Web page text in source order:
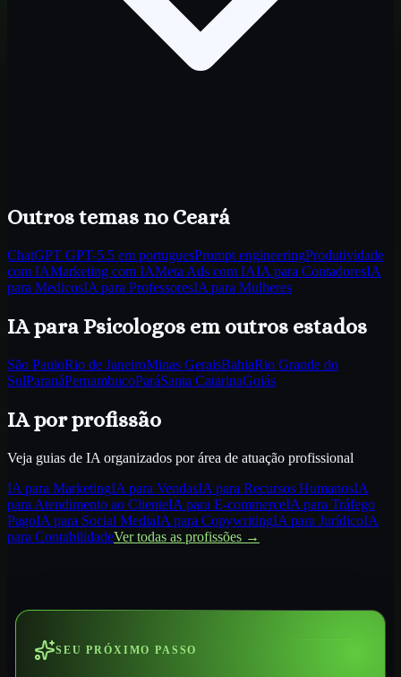
Outros temas no Ceará
ChatGPT GPT-5.5 em portuguesPrompt engineeringProdutividade
com IAMarketing com IAMeta Ads com IAIA para ContadoresIA
para MedicosIA para ProfessoresIA para Mulheres
IA para Psicologos em outros estados
São PauloRio de JaneiroMinas GeraisBahiaRio Grande do
SulParanáPernambucoParáSanta CatarinaGoiás
IA por profissão
Veja guias de IA organizados por área de atuação profissional
IA para MarketingIA para VendasIA para Recursos HumanosIA
para Atendimento ao ClienteIA para E-commerceIA para Tráfego
PagoIA para Social MediaIA para CopywritingIA para JurídicoIA
para ContabilidadeVer todas as profissões →
SEU PRÓXIMO PASSO